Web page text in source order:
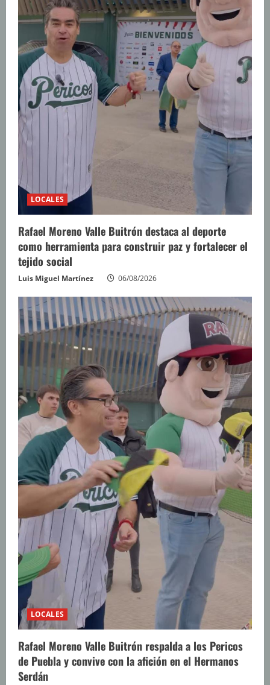
LOCALES
Rafael Moreno Valle Buitrón destaca al deporte
como herramienta para construir paz y fortalecer el
tejido social
Luis Miguel Martínez 06/08/2026
LOCALES
Rafael Moreno Valle Buitrón respalda a los Pericos
de Puebla y convive con la afición en el Hermanos
Serdán